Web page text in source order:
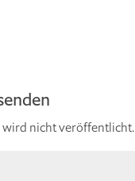
wird nicht veröffentlicht.